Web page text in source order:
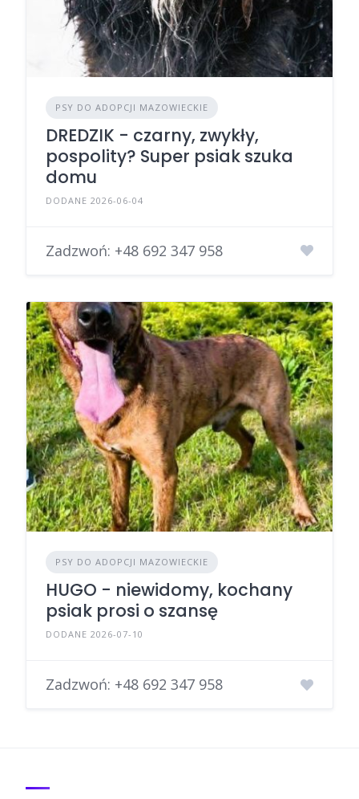
PSY DO ADOPCJI MAZOWIECKIE
DREDZIK - czarny, zwykły,
pospolity? Super psiak szuka
domu
DODANE 2026-06-04
Zadzwoń: +48 692 347 958
PSY DO ADOPCJI MAZOWIECKIE
HUGO - niewidomy, kochany
psiak prosi o szansę
DODANE 2026-07-10
Zadzwoń: +48 692 347 958